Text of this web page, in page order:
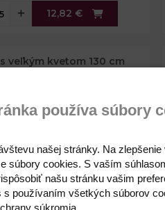
12,82 €
veľkým kvetom 130 cm
používa súbory
našej stránky. Na
súbory cookies. S vaším
našu stránku vašim
s používaním všetkých súborov
súkromia.